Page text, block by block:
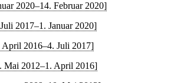
2020–14. Februar 2020]
2017–1. Januar 2020]
April 2016–4. Juli 2017]
Mai 2012–1. April 2016]